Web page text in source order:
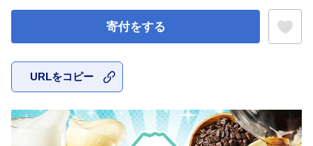
寄付をする
URLをコピー